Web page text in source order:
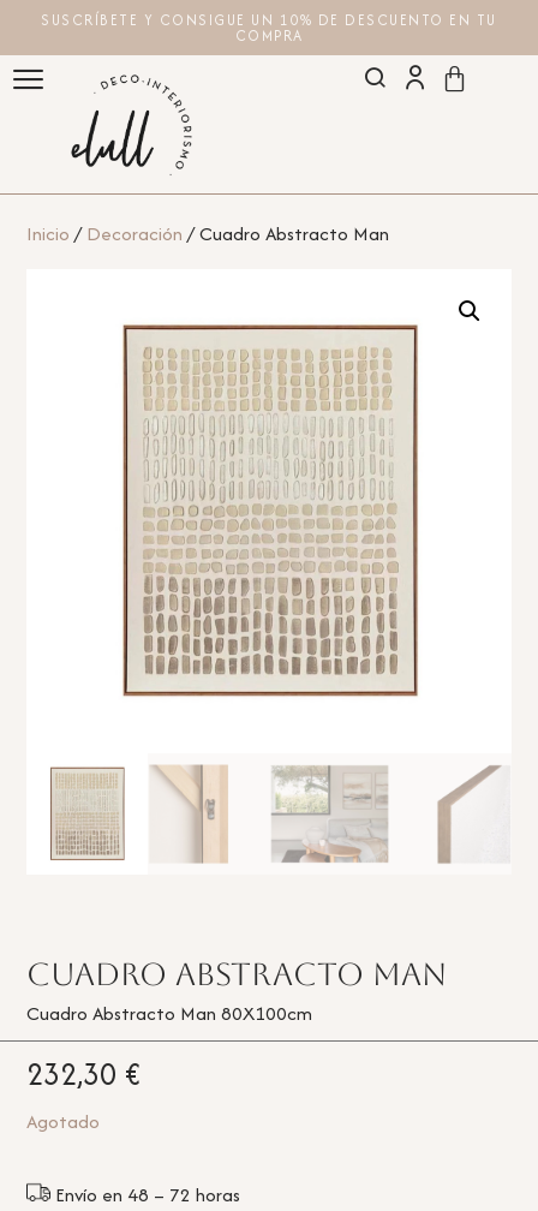
SUSCRÍBETE Y CONSIGUE UN 10% DE DESCUENTO EN TU
COMPRA
Inicio/Decoración/ Cuadro Abstracto Man
Cuadro Abstracto Man
Cuadro Abstracto Man 80X100cm
232,30 €
Agotado
Envío en 48 – 72 horas